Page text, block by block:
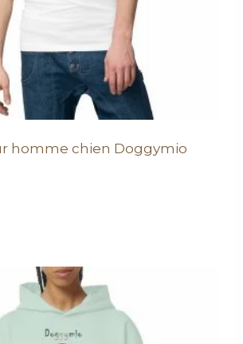
homme chien Doggymio